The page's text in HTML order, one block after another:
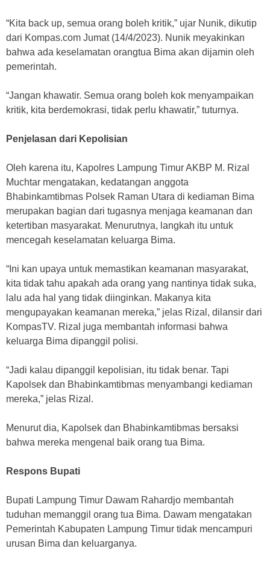
“Kita back up, semua orang boleh kritik,” ujar Nunik, dikutip
dari Kompas.com Jumat (14/4/2023). Nunik meyakinkan
bahwa ada keselamatan orangtua Bima akan dijamin oleh
pemerintah.
“Jangan khawatir. Semua orang boleh kok menyampaikan
kritik, kita berdemokrasi, tidak perlu khawatir,” tuturnya.
Penjelasan dari Kepolisian
Oleh karena itu, Kapolres Lampung Timur AKBP M. Rizal
Muchtar mengatakan, kedatangan anggota
Bhabinkamtibmas Polsek Raman Utara di kediaman Bima
merupakan bagian dari tugasnya menjaga keamanan dan
ketertiban masyarakat. Menurutnya, langkah itu untuk
mencegah keselamatan keluarga Bima.
“Ini kan upaya untuk memastikan keamanan masyarakat,
kita tidak tahu apakah ada orang yang nantinya tidak suka,
lalu ada hal yang tidak diinginkan. Makanya kita
mengupayakan keamanan mereka,” jelas Rizal, dilansir dari
KompasTV. Rizal juga membantah informasi bahwa
keluarga Bima dipanggil polisi.
“Jadi kalau dipanggil kepolisian, itu tidak benar. Tapi
Kapolsek dan Bhabinkamtibmas menyambangi kediaman
mereka,” jelas Rizal.
Menurut dia, Kapolsek dan Bhabinkamtibmas bersaksi
bahwa mereka mengenal baik orang tua Bima.
Respons Bupati
Bupati Lampung Timur Dawam Rahardjo membantah
tuduhan memanggil orang tua Bima. Dawam mengatakan
Pemerintah Kabupaten Lampung Timur tidak mencampuri
urusan Bima dan keluarganya.